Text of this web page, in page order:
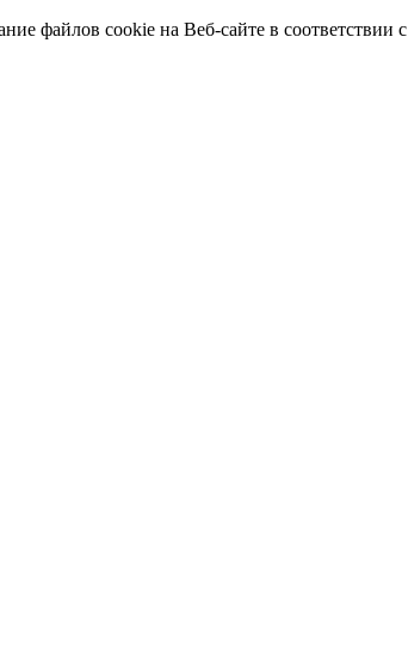
файлов cookie на Веб-сайте в соответствии с